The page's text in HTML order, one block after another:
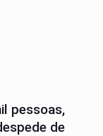
pessoas,
de